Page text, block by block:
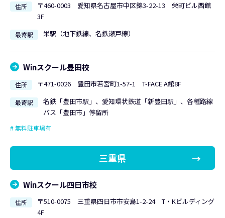
住所
〒460-0003 愛知県名古屋市中区錦3-22-13 栄町ビル西館
3F
最寄駅 栄駅（地下鉄線、名鉄瀬戸線）
Winスクール豊田校
住所 〒471-0026 豊田市若宮町1-57-1 T-FACE A館8F
最寄駅
名鉄「豊田市駅」、愛知環状鉄道「新豊田駅」、各種路線
バス「豊田市」停留所
無料駐車場有
三重県
Winスクール四日市校
住所
〒510-0075 三重県四日市市安島1-2-24 T・Kビルディング
4F